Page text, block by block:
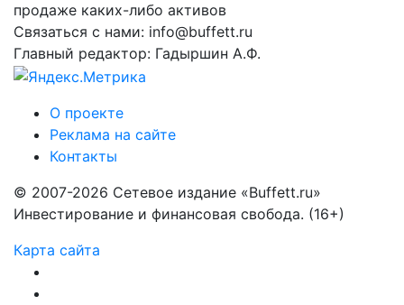
продаже каких-либо активов
Связаться с нами: info@buffett.ru
Главный редактор: Гадыршин А.Ф.
О проекте
Реклама на сайте
Контакты
© 2007-2026 Сетевое издание «Buffett.ru»
Инвестирование и финансовая свобода. (16+)
Карта сайта